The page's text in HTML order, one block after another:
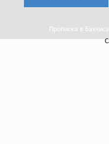
Прописка в